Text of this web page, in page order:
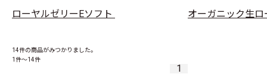
ローヤルゼリーEソフト オーガニック生
14件の商品がみつかりました。
1件～14件
1